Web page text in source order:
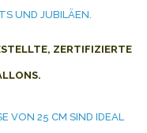
UND JUBILÄEN.
ZERTIFIZIERTE W
25 CM SIND IDEAL G